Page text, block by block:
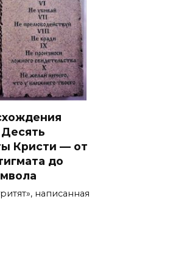
Кристи — от
до
написанная